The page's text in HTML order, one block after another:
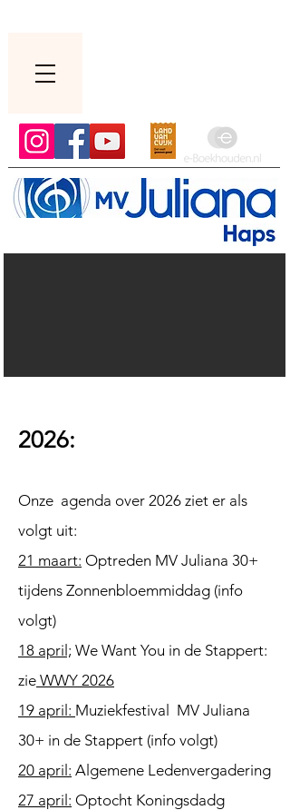
2026:
Onze agenda over 2026 ziet er als
volgt uit:
21 maart: Optreden MV Juliana 30+
tijdens Zonnenbloemmiddag (info
volgt)
18 april; We Want You in de Stappert:
zie WWY 2026
19 april: Muziekfestival MV Juliana
30+ in de Stappert (info volgt)
20 april: Algemene Ledenvergadering
27 april: Optocht Koningsdadg